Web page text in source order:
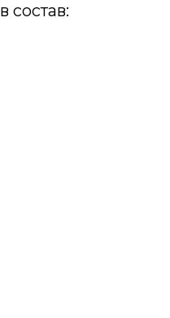
состав: